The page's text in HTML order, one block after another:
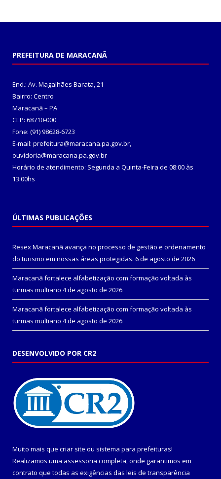
PREFEITURA DE MARACANÃ
End.: Av. Magalhães Barata, 21
Bairro: Centro
Maracanã – PA
CEP: 68710-000
Fone: (91) 98628-6723
E-mail: prefeitura@maracana.pa.gov.br,
ouvidoria@maracana.pa.gov.br
Horário de atendimento: Segunda a Quinta-Feira de 08:00 às
13:00hs
ÚLTIMAS PUBLICAÇÕES
Resex Maracanã avança no processo de gestão e ordenamento
do turismo em nossas áreas protegidas. 6 de agosto de 2026
Maracanã fortalece alfabetização com formação voltada às
turmas multiano 4 de agosto de 2026
Maracanã fortalece alfabetização com formação voltada às
turmas multiano 4 de agosto de 2026
DESENVOLVIDO POR CR2
Muito mais que criar site ou sistema para prefeituras!
Realizamos uma assessoria completa, onde garantimos em
contrato que todas as exigências das leis de transparência